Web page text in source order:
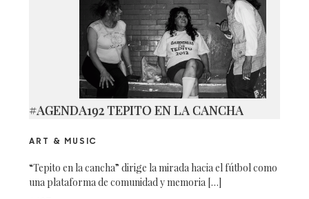
#AGENDA192 TEPITO EN LA CANCHA
ART & MUSIC
“Tepito en la cancha” dirige la mirada hacia el fútbol como
una plataforma de comunidad y memoria […]